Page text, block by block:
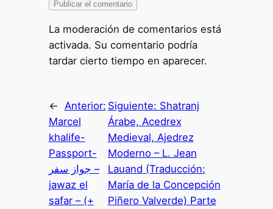
La moderación de comentarios está
activada. Su comentario podría
tardar cierto tiempo en aparecer.
←
Anterior:
Marcel
khalife-
Passport-
جواز سفر –
jawaz el
safar – (+
Siguiente: Shatranj
Árabe, Acedrex
Medieval, Ajedrez
Moderno – L. Jean
Lauand (Traducción:
María de la Concepción
Piñero Valverde) Parte